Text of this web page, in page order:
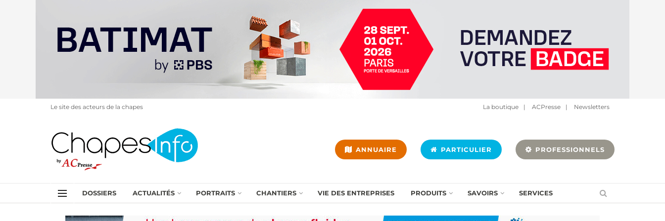
Le site des acteurs de la chapes La boutique | ACPresse | Newsletters
ANNUAIRE PARTICULIER PROFESSIONNELS
DOSSIERS ACTUALITÉS PORTRAITS CHANTIERS VIE DES ENTREPRISES PRODUITS SAVOIRS SERVICES